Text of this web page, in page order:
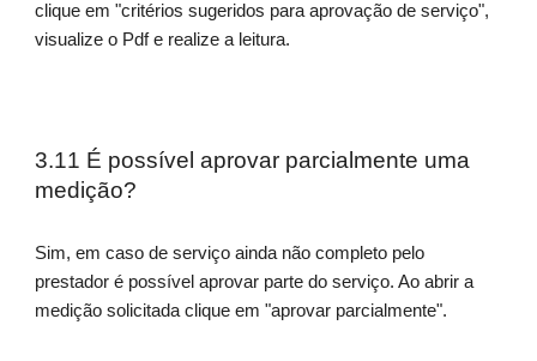
clique em "critérios sugeridos para aprovação de serviço",
visualize o Pdf e realize a leitura.
3.11 É possível aprovar parcialmente uma
medição?
Sim, em caso de serviço ainda não completo pelo
prestador é possível aprovar parte do serviço. Ao abrir a
medição solicitada clique em "aprovar parcialmente".